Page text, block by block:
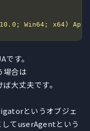
Win64; x64)
す。
場合は
大丈夫です。
というオブジェ
してuserAgentという